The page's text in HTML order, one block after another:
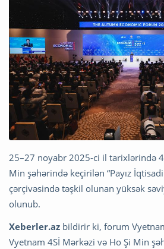
25–27 noyabr 2025-ci il tarixlərində
Min şəhərində keçirilən “Payız
çərçivəsində təşkil olunan yüksək
olunub.
Xeberler.az bildirir ki, forum
Vyetnam 4Sİ Mərkəzi və Ho Şi Min